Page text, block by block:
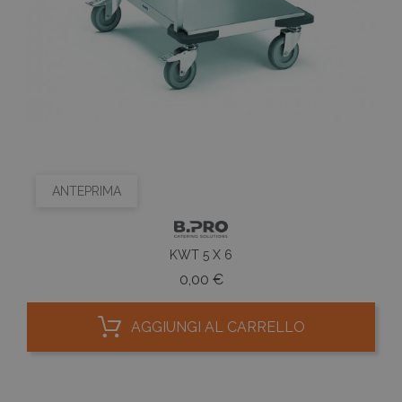
ANTEPRIMA
KWT 5 X 6
0,00 €Prezzo
AGGIUNGI AL CARRELLO